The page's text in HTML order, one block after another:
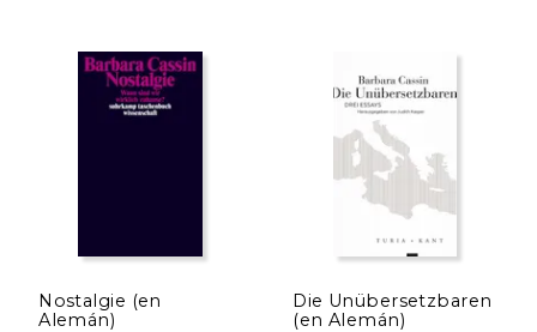
Nostalgie (en
Alemán)
Die Unübersetzbaren
(en Alemán)